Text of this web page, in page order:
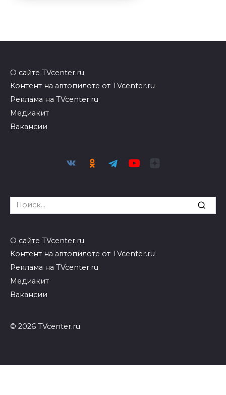
О сайте TVcenter.ru
Контент на автопилоте от TVcenter.ru
Реклама на TVcenter.ru
Медиакит
Вакансии
Search
for:
О сайте TVcenter.ru
Контент на автопилоте от TVcenter.ru
Реклама на TVcenter.ru
Медиакит
Вакансии
© 2026 TVcenter.ru